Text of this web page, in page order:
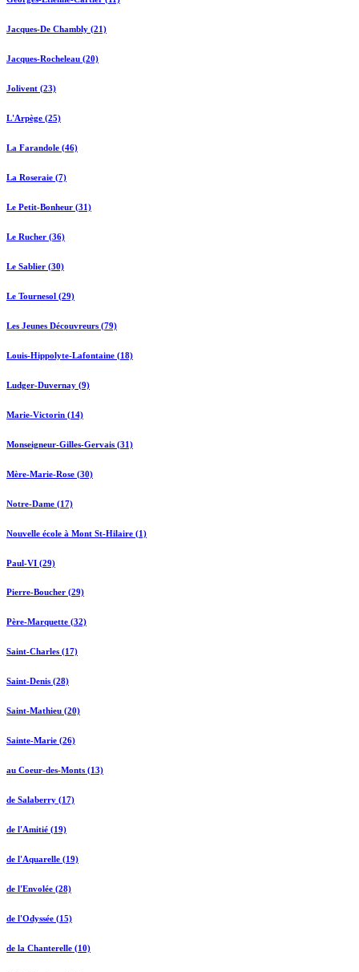
Jacques-De Chambly (21)
Jacques-Rocheleau (20)
Jolivent (23)
L'Arpège (25)
La Farandole (46)
La Roseraie (7)
Le Petit-Bonheur (31)
Le Rucher (36)
Le Sablier (30)
Le Tournesol (29)
Les Jeunes Découvreurs (79)
Louis-Hippolyte-Lafontaine (18)
Ludger-Duvernay (9)
Marie-Victorin (14)
Monseigneur-Gilles-Gervais (31)
Mère-Marie-Rose (30)
Notre-Dame (17)
Nouvelle école à Mont St-Hilaire (1)
Paul-VI (29)
Pierre-Boucher (29)
Père-Marquette (32)
Saint-Charles (17)
Saint-Denis (28)
Saint-Mathieu (20)
Sainte-Marie (26)
au Coeur-des-Monts (13)
de Salaberry (17)
de l'Amitié (19)
de l'Aquarelle (19)
de l'Envolée (28)
de l'Odyssée (15)
de la Chanterelle (10)